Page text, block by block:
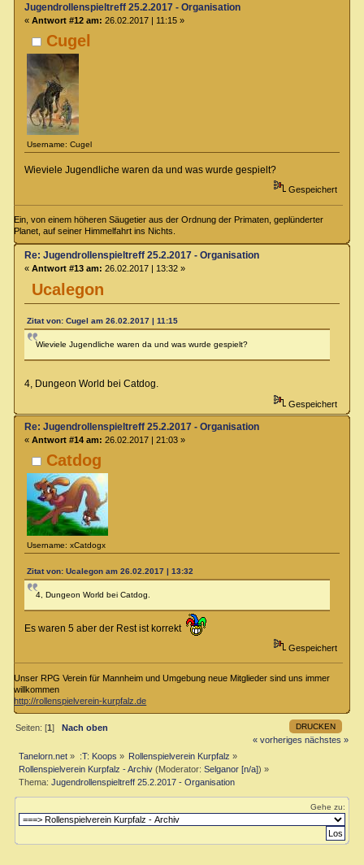
Cugel
Username: Cugel
Jugendrollenspieltreff 25.2.2017 - Organisation
« Antwort #12 am: 26.02.2017 | 11:15 »
Wieviele Jugendliche waren da und was wurde gespielt?
Gespeichert
Ein, von einem höheren Säugetier aus der Ordnung der Primaten, geplünderter
Planet, auf seiner Himmelfahrt ins Nichts.
Ucalegon
Re: Jugendrollenspieltreff 25.2.2017 - Organisation
« Antwort #13 am: 26.02.2017 | 13:32 »
Zitat von: Cugel am 26.02.2017 | 11:15
Wieviele Jugendliche waren da und was wurde gespielt?
4, Dungeon World bei Catdog.
Gespeichert
Catdog
Username: xCatdogx
Re: Jugendrollenspieltreff 25.2.2017 - Organisation
« Antwort #14 am: 26.02.2017 | 21:03 »
Zitat von: Ucalegon am 26.02.2017 | 13:32
4, Dungeon World bei Catdog.
Es waren 5 aber der Rest ist korrekt
Gespeichert
Unser RPG Verein für Mannheim und Umgebung neue Mitglieder sind uns immer
willkommen
http://rollenspielverein-kurpfalz.de
DRUCKEN
Seiten: [1]Nach oben
« vorheriges nächstes »
Tanelorn.net » :T: Koops » Rollenspielverein Kurpfalz »
Rollenspielverein Kurpfalz - Archiv (Moderator:Selganor [n/a]) »
Thema:Jugendrollenspieltreff 25.2.2017 - Organisation
Gehe zu: